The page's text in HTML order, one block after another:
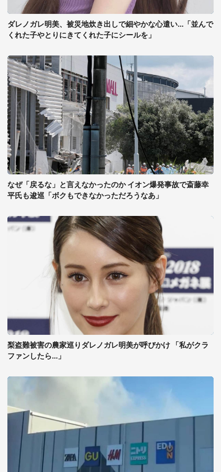
ダレノガレ明美、被災地炊き出しで細やかな心遣い...「並んで
くれた子やとりにきてくれた子にシールを」
なぜ「戻るな」と言えなかったのか イオン爆発事故で斎藤幸
平氏も逡巡「ボクもできなかっただろうなあ」
梨盗難被害の農家巡りダレノガレ明美が呼びかけ 「私がクラ
ファンしたら...」